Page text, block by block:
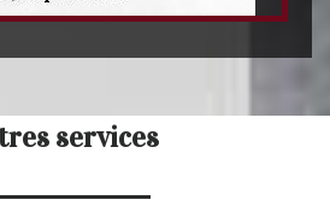
services